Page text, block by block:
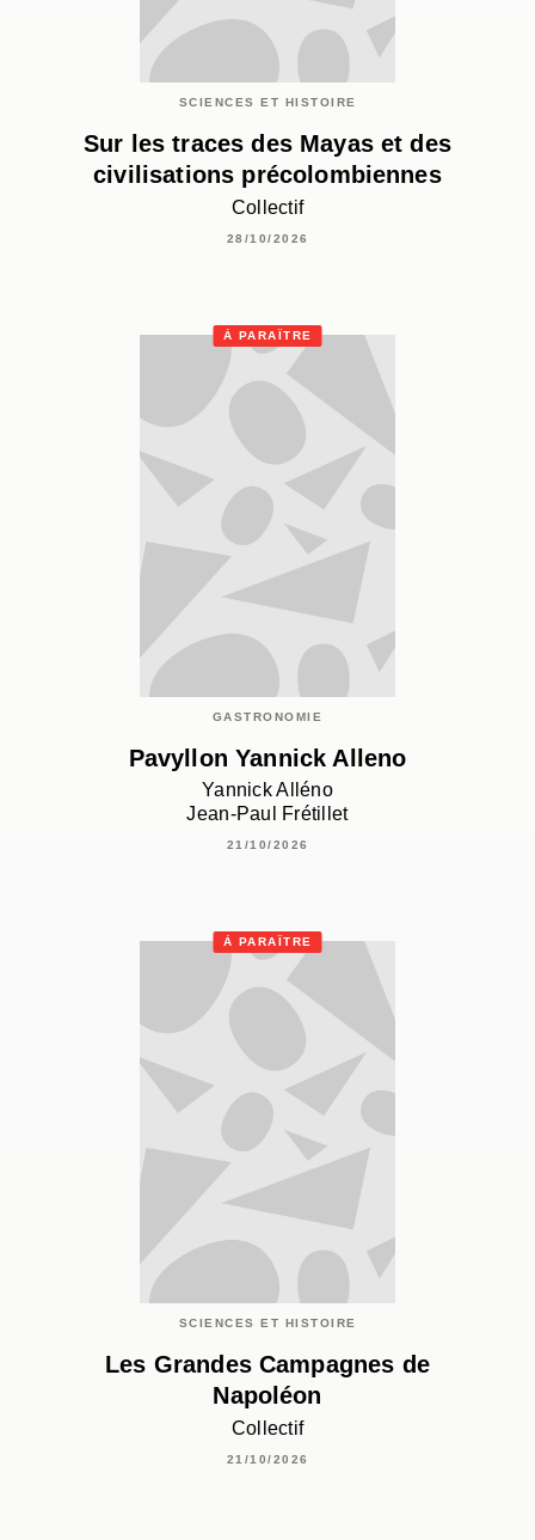
SCIENCES ET HISTOIRE
Sur les traces des Mayas et des
civilisations précolombiennes
Collectif
28/10/2026
À PARAÎTRE
GASTRONOMIE
Pavyllon Yannick Alleno
Yannick Alléno
Jean-Paul Frétillet
21/10/2026
À PARAÎTRE
SCIENCES ET HISTOIRE
Les Grandes Campagnes de
Napoléon
Collectif
21/10/2026